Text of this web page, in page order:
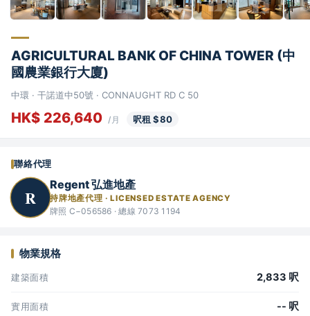
AGRICULTURAL BANK OF CHINA TOWER (中
國農業銀行大廈)
中環 · 干諾道中50號 · CONNAUGHT RD C 50
HK$ 226,640 /月 呎租 $80
聯絡代理
R
Regent 弘進地產
持牌地產代理 · LICENSED ESTATE AGENCY
牌照 C−056586 · 總線 7073 1194
物業規格
建築面積 2,833 呎
實用面積 -- 呎